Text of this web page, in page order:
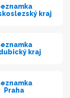
kraj
kraj
Praha